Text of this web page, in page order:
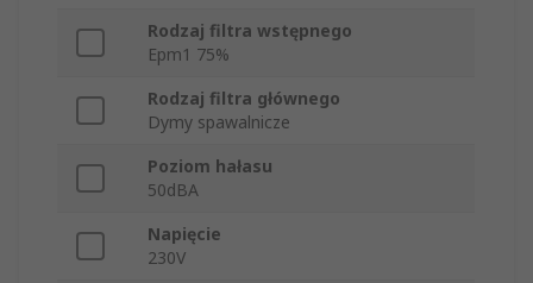
Rodzaj filtra wstępnego
Epm1 75%
Rodzaj filtra głównego
Dymy spawalnicze
Poziom hałasu
50dBA
Napięcie
230V